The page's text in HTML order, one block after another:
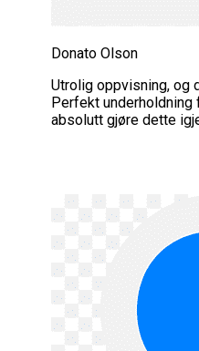
Donato Olson
Utrolig oppvisning, og
Perfekt
absolutt gjøre dette